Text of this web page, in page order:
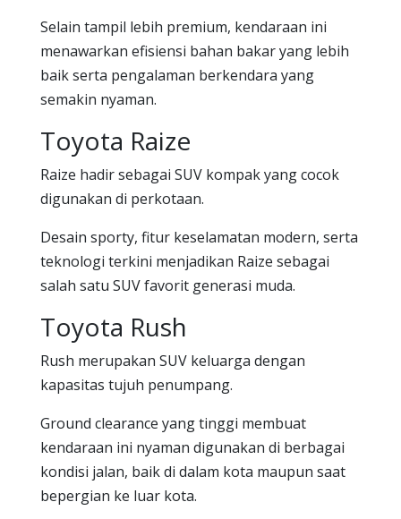
Selain tampil lebih premium, kendaraan ini
menawarkan efisiensi bahan bakar yang lebih
baik serta pengalaman berkendara yang
semakin nyaman.
Toyota Raize
Raize hadir sebagai SUV kompak yang cocok
digunakan di perkotaan.
Desain sporty, fitur keselamatan modern, serta
teknologi terkini menjadikan Raize sebagai
salah satu SUV favorit generasi muda.
Toyota Rush
Rush merupakan SUV keluarga dengan
kapasitas tujuh penumpang.
Ground clearance yang tinggi membuat
kendaraan ini nyaman digunakan di berbagai
kondisi jalan, baik di dalam kota maupun saat
bepergian ke luar kota.